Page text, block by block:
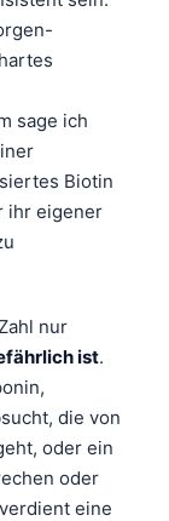
sage ich
Biotin
ihr eigener
nur
ist.
die von
oder ein
oder
eine